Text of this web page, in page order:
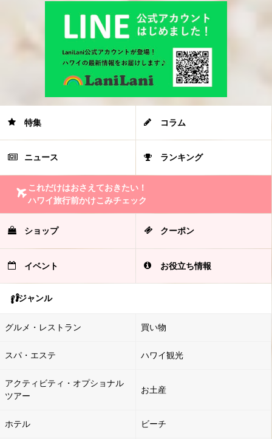
特集 コラム
ニュース ランキング
これだけはおさえておきたい！
ハワイ旅行前かけこみチェック
ショップ クーポン
イベント お役立ち情報
ジャンル
グルメ・レストラン 買い物
スパ・エステ ハワイ観光
アクティビティ・オプショナル
ツアー
お土産
ホテル ビーチ